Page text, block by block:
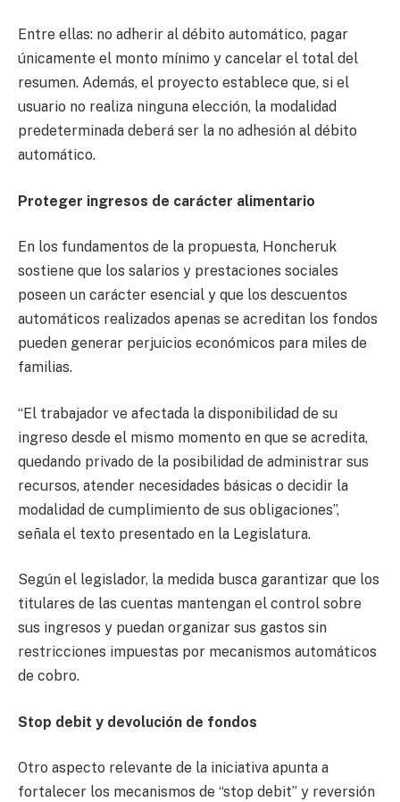
Entre ellas: no adherir al débito automático, pagar
únicamente el monto mínimo y cancelar el total del
resumen. Además, el proyecto establece que, si el
usuario no realiza ninguna elección, la modalidad
predeterminada deberá ser la no adhesión al débito
automático.
Proteger ingresos de carácter alimentario
En los fundamentos de la propuesta, Honcheruk
sostiene que los salarios y prestaciones sociales
poseen un carácter esencial y que los descuentos
automáticos realizados apenas se acreditan los fondos
pueden generar perjuicios económicos para miles de
familias.
“El trabajador ve afectada la disponibilidad de su
ingreso desde el mismo momento en que se acredita,
quedando privado de la posibilidad de administrar sus
recursos, atender necesidades básicas o decidir la
modalidad de cumplimiento de sus obligaciones”,
señala el texto presentado en la Legislatura.
Según el legislador, la medida busca garantizar que los
titulares de las cuentas mantengan el control sobre
sus ingresos y puedan organizar sus gastos sin
restricciones impuestas por mecanismos automáticos
de cobro.
Stop debit y devolución de fondos
Otro aspecto relevante de la iniciativa apunta a
fortalecer los mecanismos de “stop debit” y reversión